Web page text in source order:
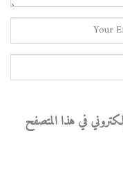
في هذا المتصفح